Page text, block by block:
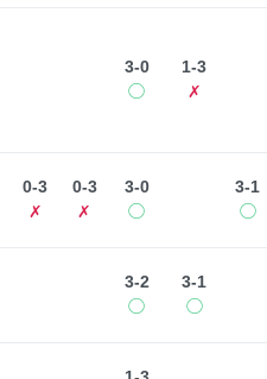
3-0
◯
1-3
✗
0-3
✗
0-3
✗
3-0
◯
3-1
◯
3-2
◯
3-1
◯